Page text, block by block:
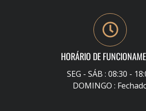
HORÁRIO DE
SEG - SÁB : 08:30 -
DOMINGO :